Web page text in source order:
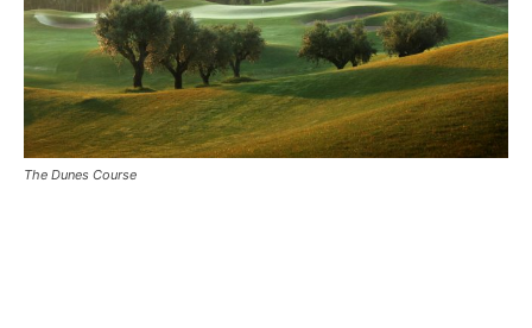
The Dunes Course